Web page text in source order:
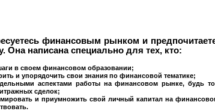
финансовым рынком и
Она написана специально для тех, кто:
в своем финансовом образовании;
и упорядочить свои знания по финансовой тематике;
аспектами работы на финансовом рынке, будь
сделок;
и приумножить свой личный капитал на